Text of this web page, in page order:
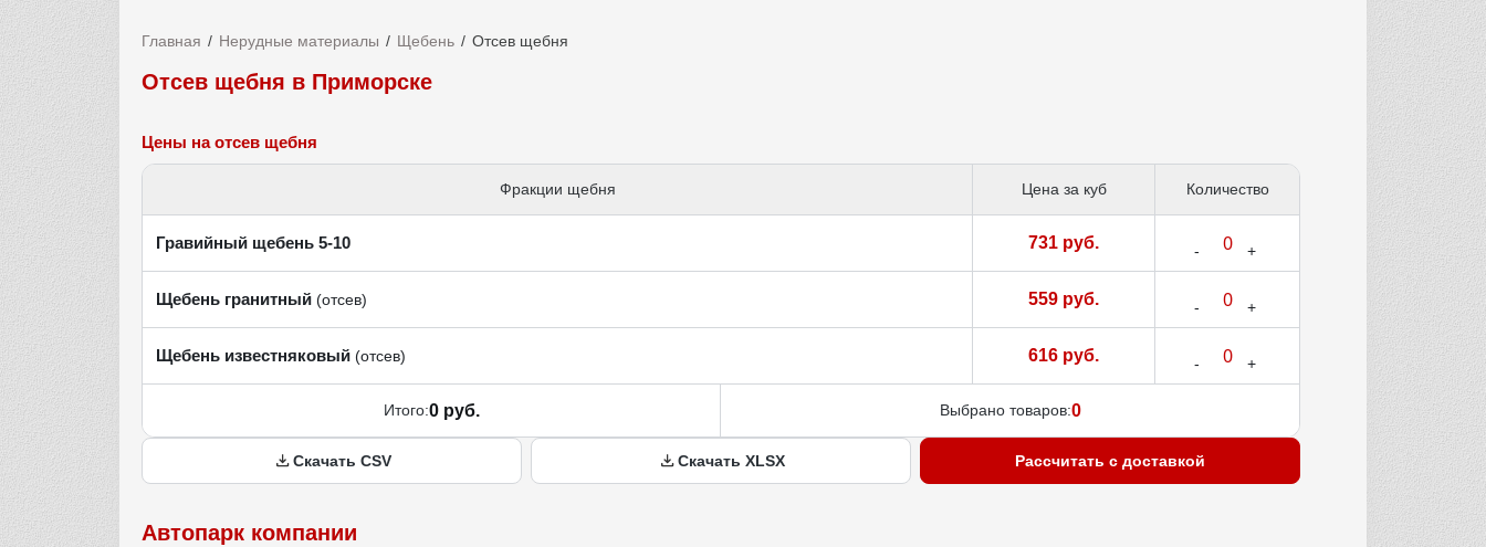
Главная Нерудные материалы Щебень Отсев щебня
Отсев щебня в Приморске
Цены на отсев щебня
Фракции щебня Цена за куб Количество
Гравийный щебень 5-10 731 руб.
Щебень гранитный (отсев) 559 руб.
Щебень известняковый (отсев) 616 руб.
Итого:0 руб. Выбрано товаров:0
Скачать CSV Скачать XLSX Рассчитать с доставкой
Автопарк компании